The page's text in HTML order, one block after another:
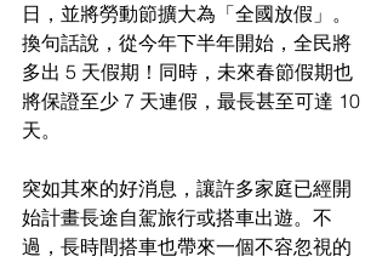
日，並將勞動節擴大為「全國放假」。
換句話說，從今年下半年開始，全民將
多出 5 天假期！同時，未來春節假期也
將保證至少 7 天連假，最長甚至可達 10
天。
突如其來的好消息，讓許多家庭已經開
始計畫長途自駕旅行或搭車出遊。不
過，長時間搭車也帶來一個不容忽視的